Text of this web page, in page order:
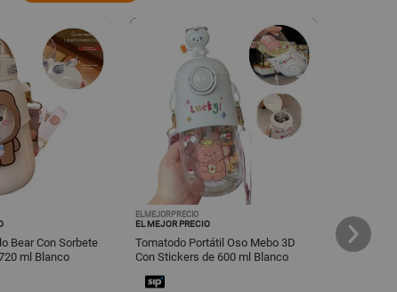
Bear Con Sorbete
ml Blanco
ELMEJORPRECIO
EL MEJOR PRECIO
Tomatodo Portátil Oso Mebo 3D
Con Stickers de 600 ml Blanco
EL MEJOR